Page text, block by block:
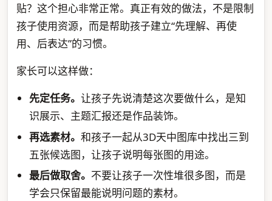
贴？这个担心非常正常。真正有效的做法，不是限制
孩子使用资源，而是帮助孩子建立“先理解、再使
用、后表达”的习惯。
家长可以这样做：
先定任务。让孩子先说清楚这次要做什么，是知
识展示、主题汇报还是作品装饰。
再选素材。和孩子一起从3D天中图库中找出三到
五张候选图，让孩子说明每张图的用途。
最后做取舍。 不要让孩子一次性堆很多图，而是
学会只保留最能说明问题的素材。